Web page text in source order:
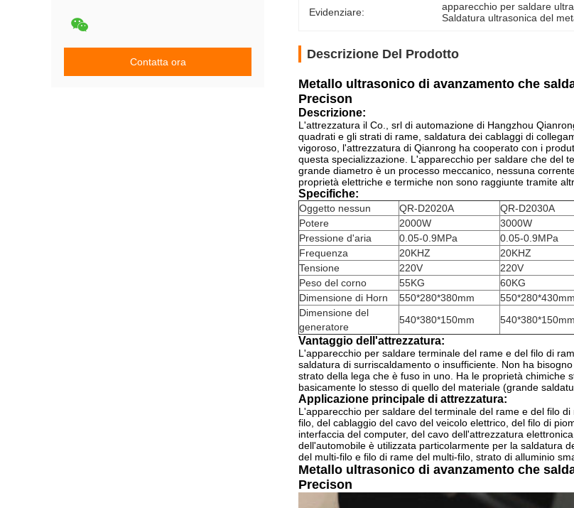
Contatta ora
Evidenziare: apparecchio per saldare
Saldatura ultrasonica del
Descrizione Del Prodotto
Metallo ultrasonico di avanzamento che
Precison
Descrizione:
L'attrezzatura il Co., srl di automazione di Hangzhou
quadrati e gli strati di rame, saldatura dei cablaggi di
vigoroso, l'attrezzatura di Qianrong ha cooperato con i
questa specializzazione. L'apparecchio per saldare che del
grande diametro è un processo meccanico, nessuna
proprietà elettriche e termiche non sono raggiunte tramite
Specifiche:
Oggetto nessun QR-D2020A QR-D2030A
Potere
2000W 3000W
Pressione d'aria
0.05-0.9MPa 0.05-0.9MPa
Frequenza
20KHZ 20KHZ
Tensione
220V 220V
Peso del corno
55KG 60KG
Dimensione di Horn
550*280*380mm 550*280*430mm
Dimensione del
generatore
540*380*150mm 540*380*150mm
Vantaggio dell'attrezzatura:
L'apparecchio per saldare terminale del rame e del filo di
saldatura di surriscaldamento o insufficiente. Non ha
strato della lega che è fuso in uno. Ha le proprietà chimiche
basicamente lo stesso di quello del materiale (grande
Applicazione principale di attrezzatura:
L'apparecchio per saldare del terminale del rame e del filo
filo, del cablaggio del cavo del veicolo elettrico, del filo di
interfaccia del computer, del cavo dell'attrezzatura
dell'automobile è utilizzata particolarmente per la saldatura
del multi-filo e filo di rame del multi-filo, strato di alluminio
Metallo ultrasonico di avanzamento che
Precison